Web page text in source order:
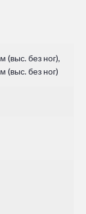
(выс. без ног),
(выс. без ног)